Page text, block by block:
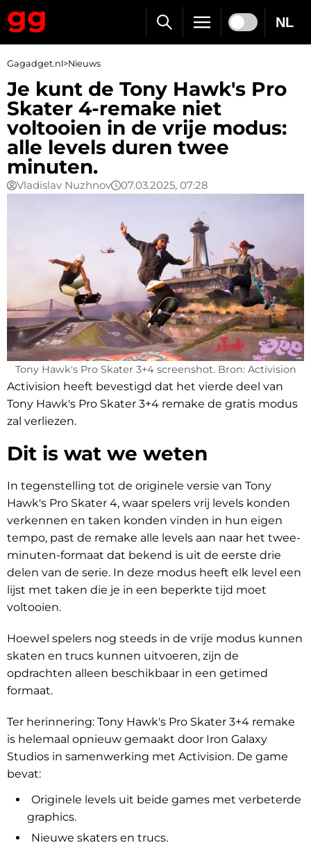
NL
Gagadget.nl>Nieuws
Je kunt de Tony Hawk's Pro
Skater 4-remake niet
voltooien in de vrije modus:
alle levels duren twee
minuten.
Vladislav Nuzhnov 07.03.2025, 07:28
Tony Hawk's Pro Skater 3+4 screenshot. Bron: Activision
Activision heeft bevestigd dat het vierde deel van
Tony Hawk's Pro Skater 3+4 remake de gratis modus
zal verliezen.
Dit is wat we weten
In tegenstelling tot de originele versie van Tony
Hawk's Pro Skater 4, waar spelers vrij levels konden
verkennen en taken konden vinden in hun eigen
tempo, past de remake alle levels aan naar het twee-
minuten-formaat dat bekend is uit de eerste drie
delen van de serie. In deze modus heeft elk level een
lijst met taken die je in een beperkte tijd moet
voltooien.
Hoewel spelers nog steeds in de vrije modus kunnen
skaten en trucs kunnen uitvoeren, zijn de
opdrachten alleen beschikbaar in een getimed
formaat.
Ter herinnering: Tony Hawk's Pro Skater 3+4 remake
is helemaal opnieuw gemaakt door Iron Galaxy
Studios in samenwerking met Activision. De game
bevat:
Originele levels uit beide games met verbeterde
graphics.
Nieuwe skaters en trucs.